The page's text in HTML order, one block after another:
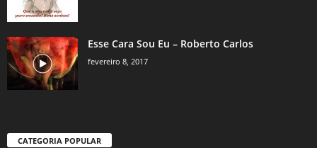
Esse Cara Sou Eu – Roberto Carlos
fevereiro 8, 2017
CATEGORIA POPULAR